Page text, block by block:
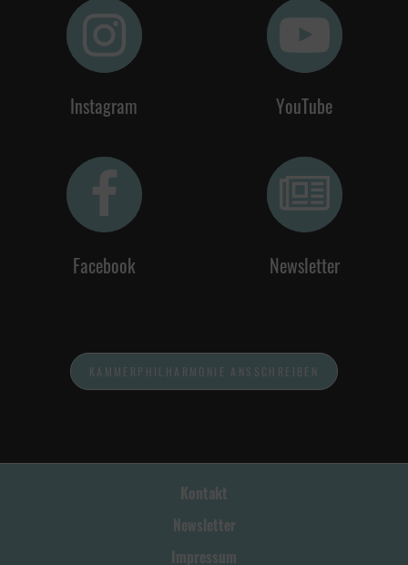
Instagram YouTube
Facebook Newsletter
KAMMERPHILHARMONIE ANSSCHREIBEN
Kontakt
Newsletter
Impressum